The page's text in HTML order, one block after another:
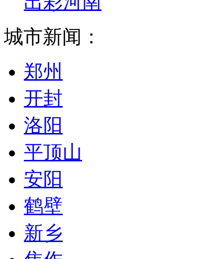
城市新闻：
郑州
开封
洛阳
平顶山
安阳
鹤壁
新乡